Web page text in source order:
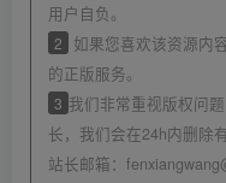
用户自负。
2
如果您喜欢该资源内
的正版服务。
3 我们非常重视版权问
长，我们会在24h内删除
站长邮箱：